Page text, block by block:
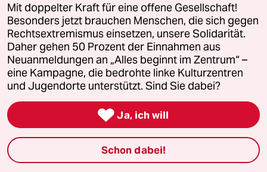
Aktuelles
Hausblog
Die Seitenwende
Presse
Mit doppelter Kraft für eine offene Gesellschaft!
Besonders jetzt brauchen Menschen, die sich gegen
Rechtsextremismus einsetzen, unsere Solidarität.
Daher gehen 50 Prozent der Einnahmen aus
Neuanmeldungen an „Alles beginnt im Zentrum“ –
eine Kampagne, die bedrohte linke Kulturzentren
und Jugendorte unterstützt. Sind Sie dabei?
 Ja, ich will
Schon dabei!